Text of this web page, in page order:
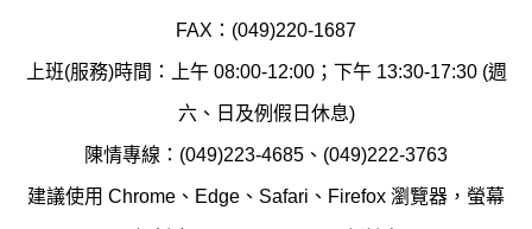
保
局
染
制
科
FAX：(049)220-1687
上班(服務)時間：上午 08:00-12:00；下午 13:30-17:30 (週
六、日及例假日休息)
陳情專線：(049)223-4685、(049)222-3763
建議使用 Chrome、Edge、Safari、Firefox 瀏覽器，螢幕